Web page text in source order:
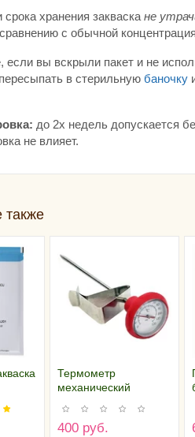
срока хранения закваска не
с обычной
если вы вскрыли пакет и не
в стерильную баночку
до 2х недель допускается
не влияет.
также
Термометр
механический
держателем
400 руб.